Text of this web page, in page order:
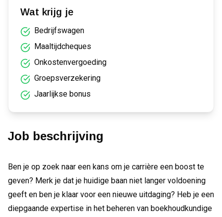
Wat krijg je
Bedrijfswagen
Maaltijdcheques
Onkostenvergoeding
Groepsverzekering
Jaarlijkse bonus
Job beschrijving
Ben je op zoek naar een kans om je carrière een boost te
geven? Merk je dat je huidige baan niet langer voldoening
geeft en ben je klaar voor een nieuwe uitdaging? Heb je een
diepgaande expertise in het beheren van boekhoudkundige